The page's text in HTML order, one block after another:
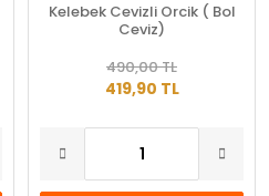
Kelebek Cevizli Orcik ( Bol
Ceviz)
419,90 TL
490,00 TL